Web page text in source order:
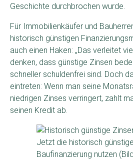
Geschichte durchbrochen wurde.
Für Immobilienkäufer und
historisch günstigen
auch einen Haken: „Das verleitet
denken, dass günstige Zinsen
schneller schuldenfrei sind. Doch
eintreten: Wenn man seine
niedrigen Zinses verringert, zahlt
seinen Kredit ab.
Jetzt die historisch
Baufinanzierung nutzen